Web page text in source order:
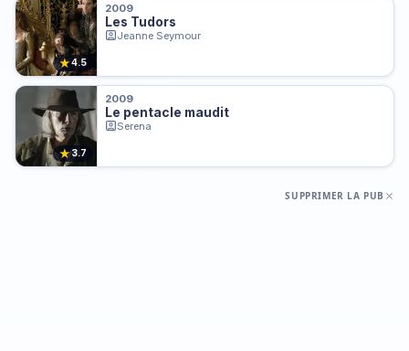
★4.5
2009
Les Tudors
Jeanne Seymour
★3.7
2009
Le pentacle maudit
Serena
SUPPRIMER LA PUB